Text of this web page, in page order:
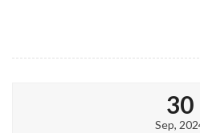
30
Sep,